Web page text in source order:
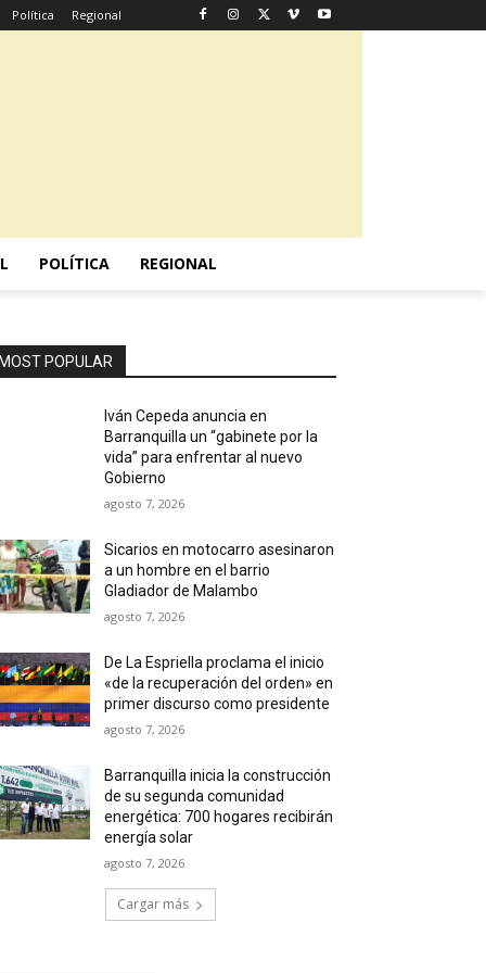
Política Regional
POLÍTICA REGIONAL
POPULAR
Iván Cepeda anuncia en
Barranquilla un “gabinete por la
vida” para enfrentar al nuevo
Gobierno
agosto 7, 2026
Sicarios en motocarro asesinaron
a un hombre en el barrio
Gladiador de Malambo
agosto 7, 2026
De La Espriella proclama el inicio
«de la recuperación del orden» en
primer discurso como presidente
agosto 7, 2026
Barranquilla inicia la construcción
de su segunda comunidad
energética: 700 hogares recibirán
energía solar
agosto 7, 2026
Cargar más